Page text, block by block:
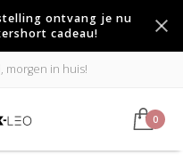
ontvang je nu
cadeau!
morgen in huis!
0